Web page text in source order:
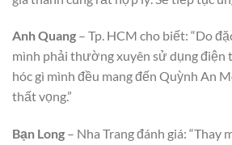
Anh Quang – Tp. HCM cho biết: “Do
mình phải thường xuyên sử dụng điện
hóc gì mình đều mang đến Quỳnh An
thất vọng.”
Bạn Long – Nha Trang đánh giá: “Thay